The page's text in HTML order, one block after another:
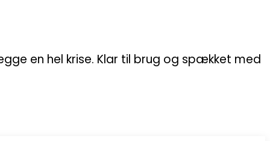
en hel krise. Klar til brug og spækket med